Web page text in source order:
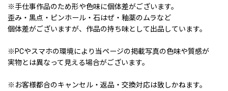
※手仕事作品のため形や色味に個体差がございます。
歪み・黒点・ピンホール・石はぜ・釉薬のムラなど
個体差がございますが、作品の持ち味として出品しています。
※PCやスマホの環境により当ページの掲載写真の色味や質感が
実物とは異なって見える場合がございます。
※お客様都合のキャンセル・返品・交換対応は致しかねます。